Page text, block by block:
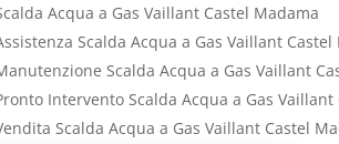
Acqua a Gas Vaillant Castel Madama
Scalda Acqua a Gas Vaillant Castel
Scalda Acqua a Gas Vaillant
Intervento Scalda Acqua a Gas Vaillant
Scalda Acqua a Gas Vaillant Castel